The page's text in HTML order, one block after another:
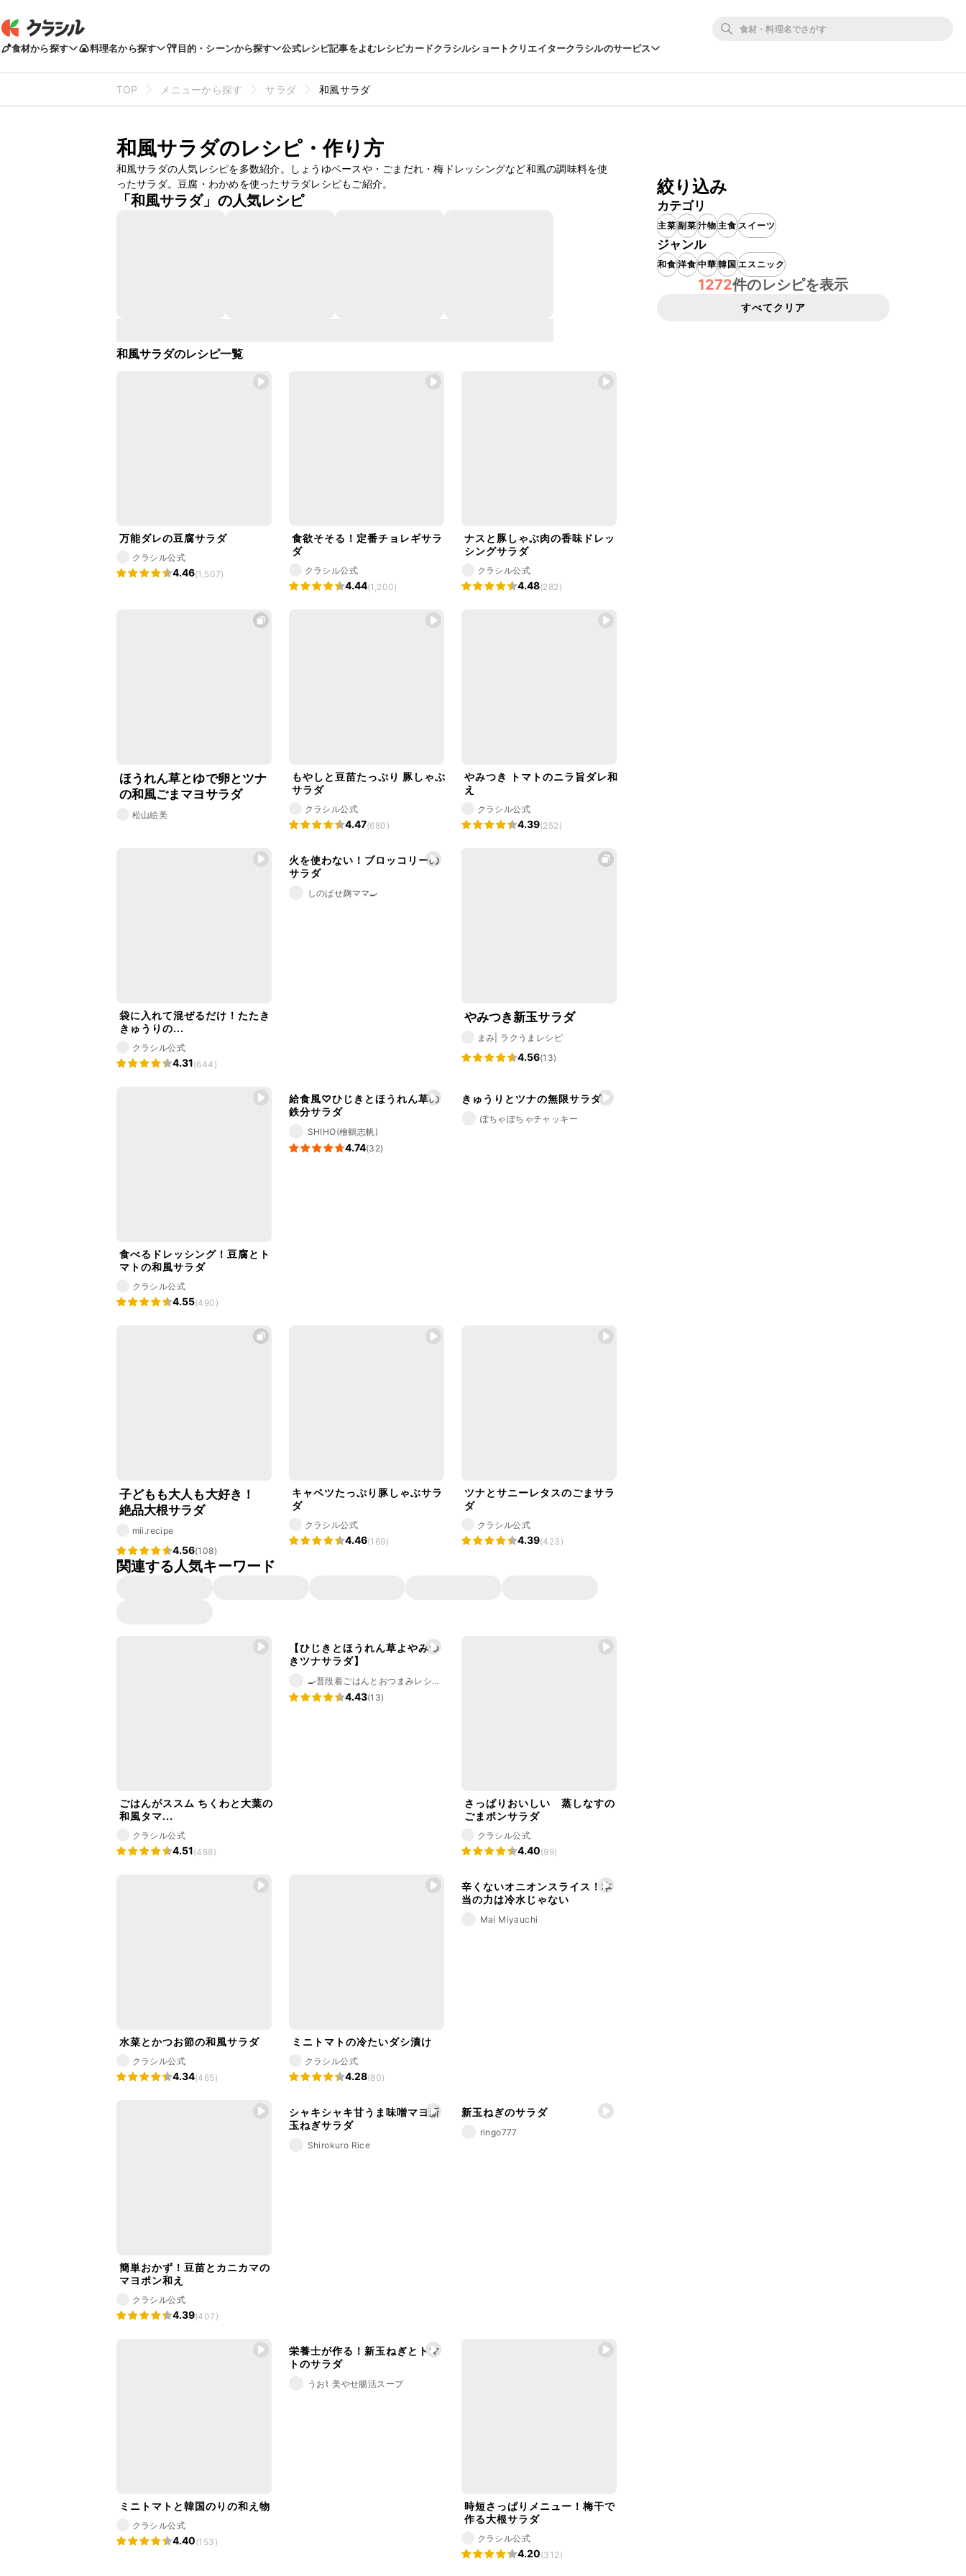
食材から探す 料理名から探す 目的・シーンから探す 公式レシピ記事をよむレシピカードクラシルショートクリエイタークラシルのサービス
TOP メニューから探す サラダ 和風サラダ
和風サラダのレシピ・作り方
和風サラダの人気レシピを多数紹介。しょうゆベースや・ごまだれ・梅ドレッシングなど和風の調味料を使
ったサラダ。豆腐・わかめを使ったサラダレシピもご紹介。
「和風サラダ」の人気レシピ
和風サラダのレシピ一覧
万能ダレの豆腐サラダ
クラシル公式
4.46(1,507)
食欲そそる！定番チョレギサラ
ダ
クラシル公式
4.44(1,200)
ナスと豚しゃぶ肉の香味ドレッ
シングサラダ
クラシル公式
4.48(282)
ほうれん草とゆで卵とツナ
の和風ごまマヨサラダ
松山絵美
もやしと豆苗たっぷり 豚しゃぶ
サラダ
クラシル公式
4.47(680)
やみつき トマトのニラ旨ダレ和
え
クラシル公式
4.39(252)
袋に入れて混ぜるだけ！たたき
きゅうりの...
クラシル公式
4.31(644)
火を使わない！ブロッコリーの
サラダ
しのばせ麹ママ🍳
やみつき新玉サラダ
まみ| ラクうまレシピ
4.56(13)
食べるドレッシング！豆腐とト
マトの和風サラダ
クラシル公式
4.55(490)
給食風♡ひじきとほうれん草の
鉄分サラダ
SHIHO(檜鶴志帆)
4.74(32)
きゅうりとツナの無限サラダ
ぽちゃぽちゃチャッキー
子どもも大人も大好き！
絶品大根サラダ
mii.recipe
4.56(108)
キャベツたっぷり豚しゃぶサラ
ダ
クラシル公式
4.46(169)
ツナとサニーレタスのごまサラ
ダ
クラシル公式
4.39(423)
関連する人気キーワード
ごはんがススム ちくわと大葉の
和風タマ...
クラシル公式
4.51(488)
【ひじきとほうれん草よやみつ
きツナサラダ】
🍳普段着ごはんとおつまみレシピ🍳
4.43(13)
さっぱりおいしい 蒸しなすの
ごまポンサラダ
クラシル公式
4.40(99)
水菜とかつお節の和風サラダ
クラシル公式
4.34(465)
ミニトマトの冷たいダシ漬け
クラシル公式
4.28(80)
辛くないオニオンスライス！本
当の力は冷水じゃない
Mai Miyauchi
簡単おかず！豆苗とカニカマの
マヨポン和え
クラシル公式
4.39(407)
シャキシャキ甘うま味噌マヨ新
玉ねぎサラダ
Shirokuro Rice
新玉ねぎのサラダ
ringo777
ミニトマトと韓国のりの和え物
クラシル公式
4.40(153)
栄養士が作る！新玉ねぎとトマ
トのサラダ
うお⌇ 美やせ腸活スープ
時短さっぱりメニュー！梅干で
作る大根サラダ
クラシル公式
4.20(312)
絞り込み
カテゴリ
主菜副菜汁物主食スイーツ
ジャンル
和食洋食中華韓国エスニック
1272件のレシピを表示
すべてクリア